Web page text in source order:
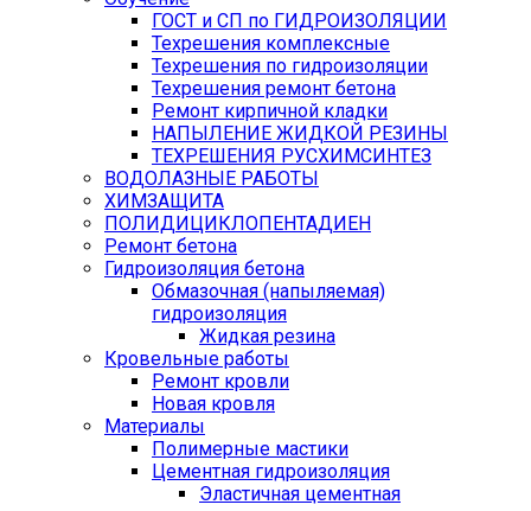
ГОСТ и СП по ГИДРОИЗОЛЯЦИИ
Техрешения комплексные
Техрешения по гидроизоляции
Техрешения ремонт бетона
Ремонт кирпичной кладки
НАПЫЛЕНИЕ ЖИДКОЙ РЕЗИНЫ
ТЕХРЕШЕНИЯ РУСХИМСИНТЕЗ
ВОДОЛАЗНЫЕ РАБОТЫ
ХИМЗАЩИТА
ПОЛИДИЦИКЛОПЕНТАДИЕН
Ремонт бетона
Гидроизоляция бетона
Обмазочная (напыляемая)
гидроизоляция
Жидкая резина
Кровельные работы
Ремонт кровли
Новая кровля
Материалы
Полимерные мастики
Цементная гидроизоляция
Эластичная цементная